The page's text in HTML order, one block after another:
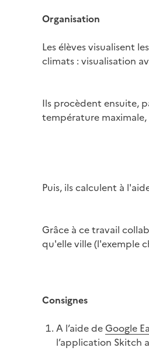
Organisation
Les élèves visualisent
climats : visualisation
Ils procèdent ensuite,
température
Puis, ils calculent à
Grâce à ce travail
qu'elle ville (l'exemple
Consignes
A l’aide deGoogle
l’application Skitch